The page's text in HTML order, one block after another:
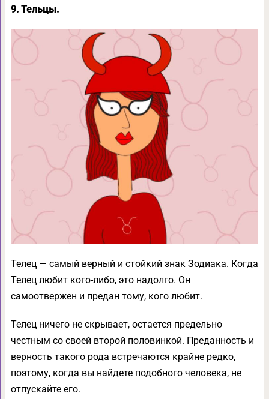
9. Тельцы.
Телец — самый верный и стойкий знак Зодиака. Когда
Телец любит кого-либо, это надолго. Он
самоотвержен и предан тому, кого любит.
Телец ничего не скрывает, остается предельно
честным со своей второй половинкой. Преданность и
верность такого рода встречаются крайне редко,
поэтому, когда вы найдете подобного человека, не
отпускайте его.